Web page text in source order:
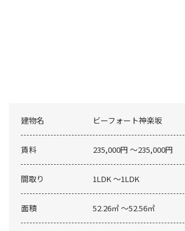
建物名 ビーフォート神楽坂
賃料 235,000円 〜235,000円
間取り 1LDK 〜1LDK
面積 52.26㎡ 〜52.56㎡